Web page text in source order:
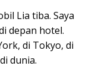
Lia tiba. Saya
depan hotel.
di Tokyo, di
dunia.